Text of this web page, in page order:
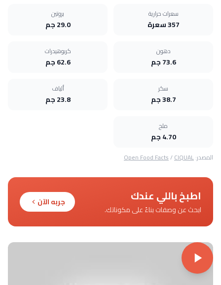
سعرات حرارية
357 سعرة
بروتين
29.0 جم
دهون
73.6 جم
كربوهيدرات
62.6 جم
سكر
38.7 جم
ألياف
23.8 جم
ملح
4.70 جم
المصدر: Open Food Facts/CIQUAL
اطبخ باللي عندك
ابحث عن وصفات بناءً على مكوناتك.
جربه الآن